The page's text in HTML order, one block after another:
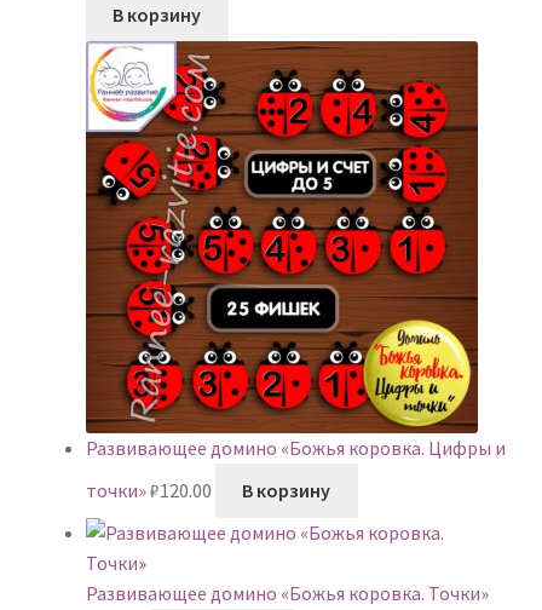
В корзину
Развивающее домино «Божья коровка. Цифры и
точки»₽120.00 В корзину
Развивающее домино «Божья коровка. Точки»